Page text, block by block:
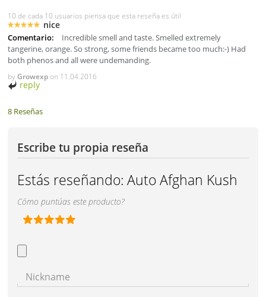
10 de cada 10 usuarios piensa que esta reseña es útil
nice
Comentario:
Incredible smell and taste. Smelled extremely
tangerine, orange. So strong, some friends became too much:-) Had
both phenos and all were undemanding.
byGrowexpon 11.04.2016
reply
8 Reseñas
Escribe tu propia reseña
Estás reseñando:Auto Afghan Kush
Cómo puntúas este producto?
Nickname